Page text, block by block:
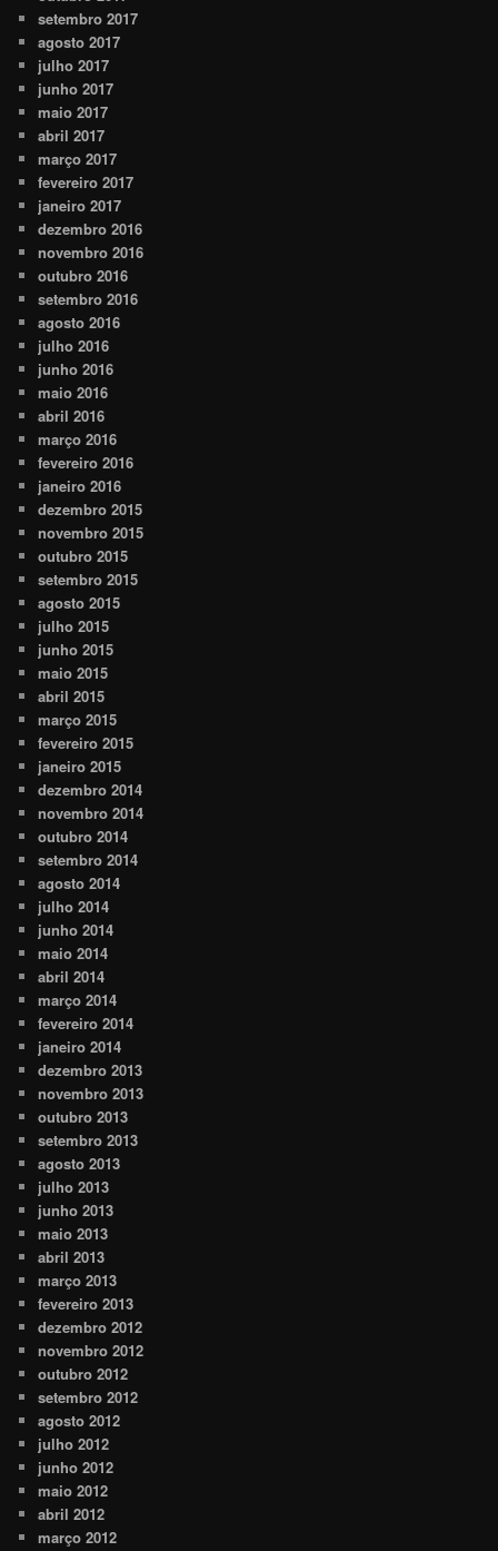
setembro 2017
agosto 2017
julho 2017
junho 2017
maio 2017
abril 2017
março 2017
fevereiro 2017
janeiro 2017
dezembro 2016
novembro 2016
outubro 2016
setembro 2016
agosto 2016
julho 2016
junho 2016
maio 2016
abril 2016
março 2016
fevereiro 2016
janeiro 2016
dezembro 2015
novembro 2015
outubro 2015
setembro 2015
agosto 2015
julho 2015
junho 2015
maio 2015
abril 2015
março 2015
fevereiro 2015
janeiro 2015
dezembro 2014
novembro 2014
outubro 2014
setembro 2014
agosto 2014
julho 2014
junho 2014
maio 2014
abril 2014
março 2014
fevereiro 2014
janeiro 2014
dezembro 2013
novembro 2013
outubro 2013
setembro 2013
agosto 2013
julho 2013
junho 2013
maio 2013
abril 2013
março 2013
fevereiro 2013
dezembro 2012
novembro 2012
outubro 2012
setembro 2012
agosto 2012
julho 2012
junho 2012
maio 2012
abril 2012
março 2012